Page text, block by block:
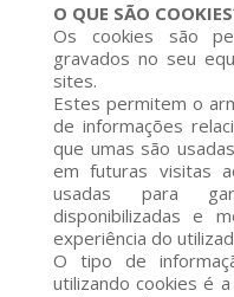
O QUE SÃO
Os cookies são
gravados no seu
sites.
Estes permitem o
de informações
que umas são
em futuras visitas
usadas para
disponibilizadas e
experiência do
O tipo de
utilizando cookies é